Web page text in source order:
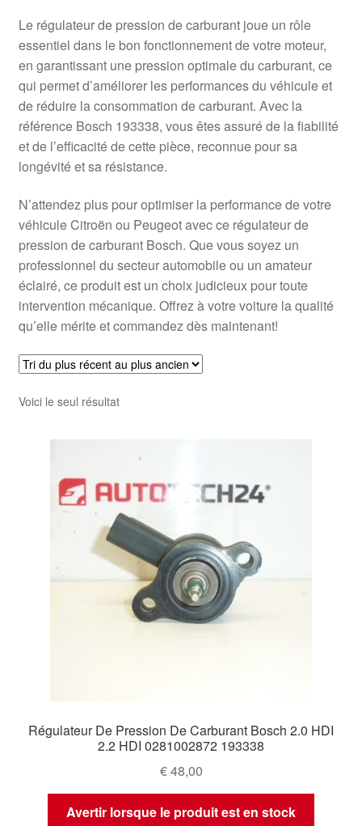
Plainte
Politique de confidentialité
Procédure de Réclamation
Termes et conditions
Le régulateur de pression de carburant joue un rôle
essentiel dans le bon fonctionnement de votre moteur,
en garantissant une pression optimale du carburant, ce
qui permet d’améliorer les performances du véhicule et
de réduire la consommation de carburant. Avec la
référence Bosch 193338, vous êtes assuré de la fiabilité
et de l’efficacité de cette pièce, reconnue pour sa
longévité et sa résistance.
N’attendez plus pour optimiser la performance de votre
véhicule Citroën ou Peugeot avec ce régulateur de
pression de carburant Bosch. Que vous soyez un
professionnel du secteur automobile ou un amateur
éclairé, ce produit est un choix judicieux pour toute
intervention mécanique. Offrez à votre voiture la qualité
qu’elle mérite et commandez dès maintenant!
Voici le seul résultat
Régulateur De Pression De Carburant Bosch 2.0 HDI
2.2 HDI 0281002872 193338
€48,00
Avertir lorsque le produit est en stock